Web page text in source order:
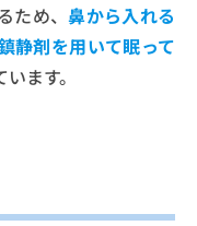
ため、鼻から入れる
静剤を用いて眠って
ます。